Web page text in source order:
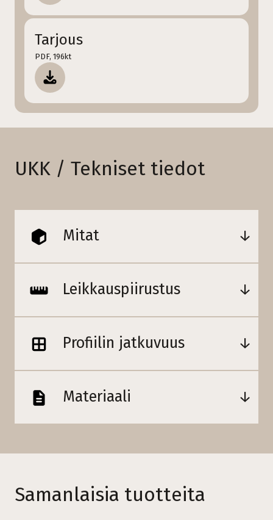
Tarjous
PDF, 196kt
UKK / Tekniset tiedot
Mitat
Leikkauspiirustus
Profiilin jatkuvuus
Materiaali
Samanlaisia tuotteita